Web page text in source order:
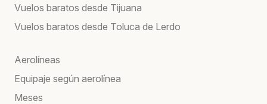
Vuelos baratos desde Tijuana
Vuelos baratos desde Toluca de Lerdo
Aerolíneas
Equipaje según aerolínea
Meses